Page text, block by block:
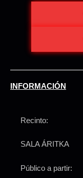
INFORMACIÓN
Recinto:
SALA ÁRITKA
Público a partir: